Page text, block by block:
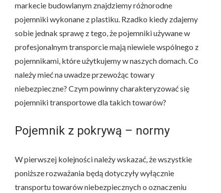
markecie budowlanym znajdziemy różnorodne
pojemniki wykonane z plastiku. Rzadko kiedy zdajemy
sobie jednak sprawę z tego, że pojemniki używane w
profesjonalnym transporcie mają niewiele wspólnego z
pojemnikami, które użytkujemy w naszych domach. Co
należy mieć na uwadze przewożąc towary
niebezpieczne? Czym powinny charakteryzować się
pojemniki transportowe dla takich towarów?
Pojemnik z pokrywą – normy
W pierwszej kolejności należy wskazać, że wszystkie
poniższe rozważania będą dotyczyły wyłącznie
transportu towarów niebezpiecznych o oznaczeniu